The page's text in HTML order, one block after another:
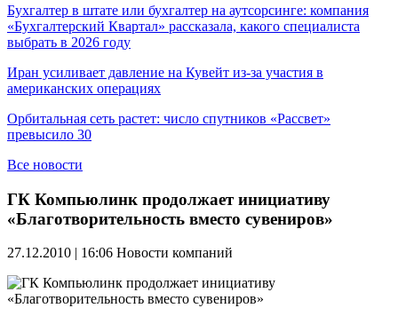
Бухгалтер в штате или бухгалтер на аутсорсинге: компания
«Бухгалтерский Квартал» рассказала, какого специалиста
выбрать в 2026 году
Иран усиливает давление на Кувейт из-за участия в
американских операциях
Орбитальная сеть растет: число спутников «Рассвет»
превысило 30
Все новости
ГК Компьюлинк продолжает инициативу
«Благотворительность вместо сувениров»
27.12.2010 | 16:06 Новости компаний